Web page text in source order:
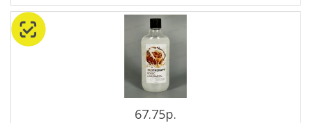
67.75р.